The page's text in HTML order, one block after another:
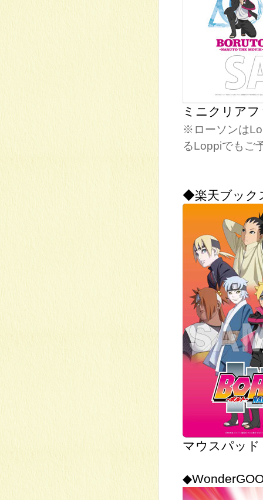
ミニクリア
※ローソンは
るLoppiでもご
◆楽天ブック
マウスパッド